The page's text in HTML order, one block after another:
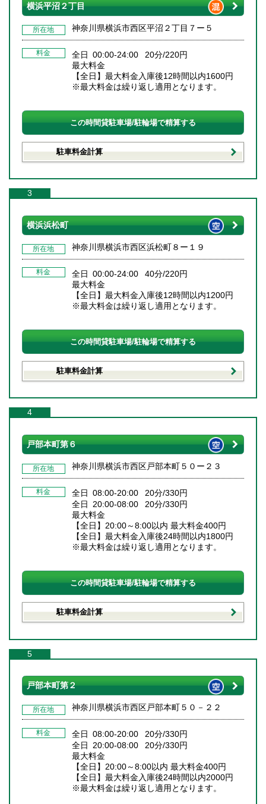
横浜平沼２丁目
所在地 神奈川県横浜市西区平沼２丁目７ー５
料金
全日 00:00-24:00 20分/220円
最大料金
【全日】最大料金入庫後12時間以内1600円
※最大料金は繰り返し適用となります。
この時間貸駐車場/駐輪場で精算する
駐車料金計算
3
横浜浜松町
所在地 神奈川県横浜市西区浜松町８ー１９
料金
全日 00:00-24:00 40分/220円
最大料金
【全日】最大料金入庫後12時間以内1200円
※最大料金は繰り返し適用となります。
この時間貸駐車場/駐輪場で精算する
駐車料金計算
4
戸部本町第６
所在地 神奈川県横浜市西区戸部本町５０ー２３
料金
全日 08:00-20:00 20分/330円
全日 20:00-08:00 20分/330円
最大料金
【全日】20:00～8:00以内 最大料金400円
【全日】最大料金入庫後24時間以内1800円
※最大料金は繰り返し適用となります。
この時間貸駐車場/駐輪場で精算する
駐車料金計算
5
戸部本町第２
所在地 神奈川県横浜市西区戸部本町５０－２２
料金
全日 08:00-20:00 20分/330円
全日 20:00-08:00 20分/330円
最大料金
【全日】20:00～8:00以内 最大料金400円
【全日】最大料金入庫後24時間以内2000円
※最大料金は繰り返し適用となります。